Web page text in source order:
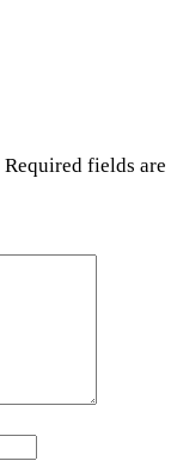
Required fields are